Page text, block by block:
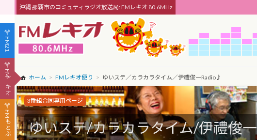
沖縄 那覇市のコミュティラジオ放送局: FMレキオ 80.6MHz
ホーム FMレキオ便り ゆいステ／カラカラタイム／伊禮俊一Radio♪
3番組合同専用ページ
ゆいステ/カラカラタイム/伊禮俊一
FM21
FMレキオ
FMもとぶ